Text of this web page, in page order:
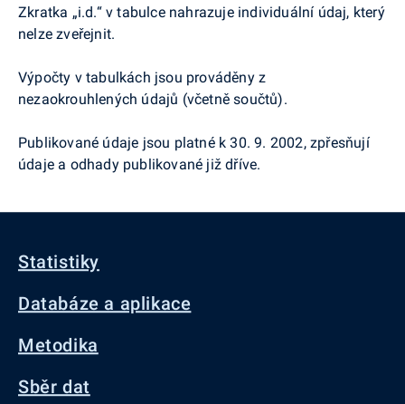
Zkratka „i.d.“ v tabulce nahrazuje individuální údaj, který
nelze zveřejnit.
Výpočty v tabulkách jsou prováděny z
nezaokrouhlených údajů (včetně součtů).
Publikované údaje jsou platné k 30. 9. 2002, zpřesňují
údaje a odhady publikované již dříve.
Statistiky
Databáze a aplikace
Metodika
Sběr dat